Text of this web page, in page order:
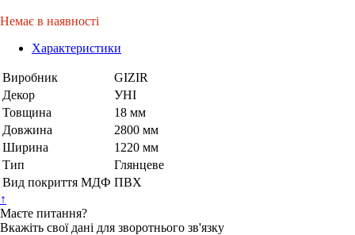
Немає в наявності
Характеристики
Виробник
GIZIR
Декор
УНІ
Товщина
18 мм
Довжина
2800 мм
Ширина
1220 мм
Тип
Глянцеве
Вид покриття МДФ ПВХ
↑
Маєте питання?
Вкажіть свої дані для зворотнього зв'язку